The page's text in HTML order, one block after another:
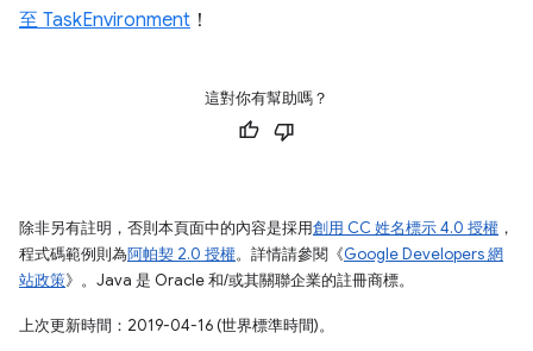
至 TaskEnvironment ！
這對你有幫助嗎？
除非另有註明，否則本頁面中的內容是採用創用 CC 姓名標示 4.0 授權 ，
程式碼範例則為阿帕契 2.0 授權。詳情請參閱《Google Developers 網
站政策》。Java 是 Oracle 和/或其關聯企業的註冊商標。
上次更新時間：2019-04-16 (世界標準時間)。